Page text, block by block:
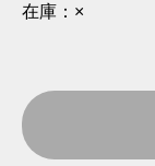
在庫： ×